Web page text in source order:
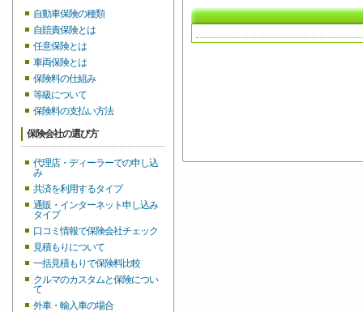
自動車保険の種類
自賠責保険とは
任意保険とは
車両保険とは
保険料の仕組み
等級について
保険料の支払い方法
保険会社の選び方
代理店・ディーラーでの申し込
み
共済を利用するタイプ
通販・インターネット申し込み
タイプ
口コミ情報で保険会社チェック
見積もりについて
一括見積もりで保険料比較
クルマのカスタムと保険につい
て
外車・輸入車の場合